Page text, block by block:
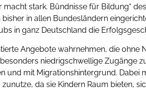
stark. Bündnisse für Bildung“
in allen Bundesländern
in ganz Deutschland die
Angebote wahrnehmen, die ohne
niedrigschwellige Zugänge
und mit Migrationshintergrund. Dabei
da sie Kindern Raum bieten,